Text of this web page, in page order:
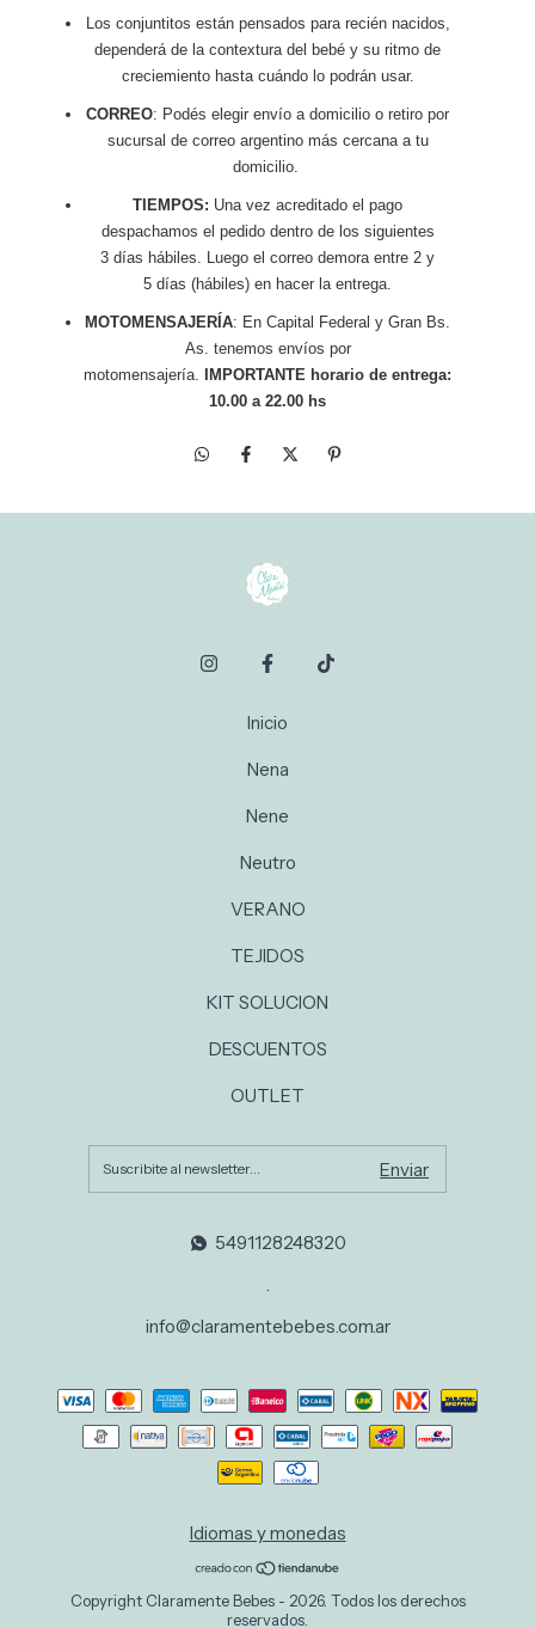
Los conjuntitos están pensados para recién nacidos,
dependerá de la contextura del bebé y su ritmo de
creciemiento hasta cuándo lo podrán usar.
CORREO: Podés elegir envío a domicilio o retiro por
sucursal de correo argentino más cercana a tu
domicilio.
TIEMPOS: Una vez acreditado el pago
despachamos el pedido dentro de los siguientes
3 días hábiles. Luego el correo demora entre 2 y
5 días (hábiles) en hacer la entrega.
MOTOMENSAJERÍA: En Capital Federal y Gran Bs.
As. tenemos envíos por
motomensajería.
IMPORTANTE horario de entrega:
10.00 a 22.00 hs
Inicio
Nena
Nene
Neutro
VERANO
TEJIDOS
KIT SOLUCION
DESCUENTOS
OUTLET
5491128248320
.
info@claramentebebes.com.ar
Idiomas y monedas
Copyright Claramente Bebes - 2026. Todos los derechos
reservados.